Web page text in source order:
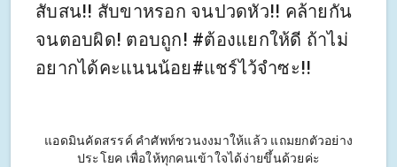
สับสน!! สับขาหรอก จนปวดหัว!! คล้ายกัน
จนตอบผิด! ตอบถูก! #ต้องแยกให้ดี ถ้าไม่
อยากได้คะแนนน้อย#แชร์ไว้จำซะ!!
แอดมินคัดสรรค์ คำศัพท์ชวนงงมาให้แล้ว แถมยกตัวอย่าง
ประโยค เพื่อให้ทุกคนเข้าใจได้ง่ายขึ้นด้วยค่ะ